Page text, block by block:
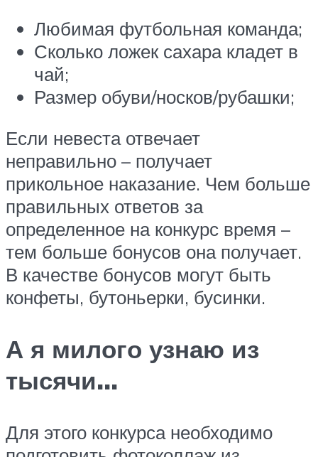
Любимая футбольная команда;
Сколько ложек сахара кладет в
чай;
Размер обуви/носков/рубашки;
Если невеста отвечает
неправильно – получает
прикольное наказание. Чем больше
правильных ответов за
определенное на конкурс время –
тем больше бонусов она получает.
В качестве бонусов могут быть
конфеты, бутоньерки, бусинки.
А я милого узнаю из
тысячи…
Для этого конкурса необходимо